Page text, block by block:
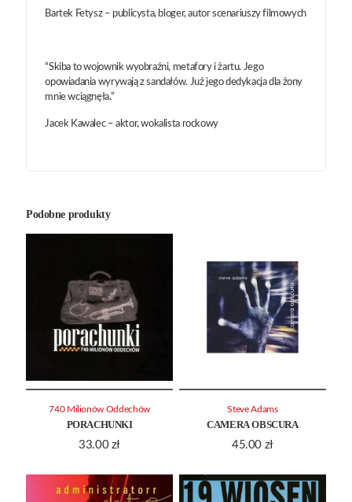
Bartek Fetysz – publicysta, bloger, autor scenariuszy filmowych
“Skiba to wojownik wyobraźni, metafory i żartu. Jego
opowiadania wyrywają z sandałów. Już jego dedykacja dla żony
mnie wciągnęła.”
Jacek Kawalec – aktor, wokalista rockowy
Podobne produkty
PORACHUNKI
33.00 zł
740 Milionów Oddechów
CAMERA OBSCURA
45.00 zł
Steve Adams